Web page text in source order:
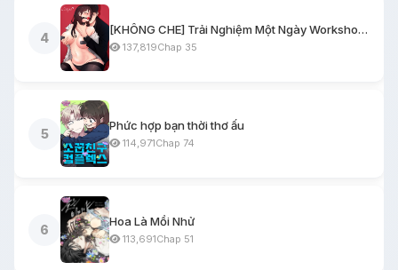
4
[KHÔNG CHE] Trải Nghiệm Một Ngày Workshop BDSM
137,819Chap 35
5
Phức hợp bạn thời thơ ấu
114,971Chap 74
6
Hoa Là Mồi Nhử
113,691Chap 51